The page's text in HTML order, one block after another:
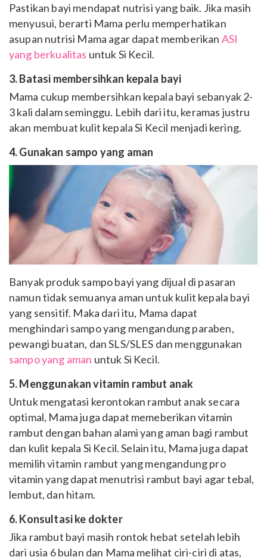
Pastikan bayi mendapat nutrisi yang baik. Jika masih
menyusui, berarti Mama perlu memperhatikan
asupan nutrisi Mama agar dapat memberikan ASI
yang berkualitas untuk Si Kecil.
3. Batasi membersihkan kepala bayi
Mama cukup membersihkan kepala bayi sebanyak 2-
3 kali dalam seminggu. Lebih dari itu, keramas justru
akan membuat kulit kepala Si Kecil menjadi kering.
4. Gunakan sampo yang aman
Banyak produk sampo bayi yang dijual di pasaran
namun tidak semuanya aman untuk kulit kepala bayi
yang sensitif. Maka dari itu, Mama dapat
menghindari sampo yang mengandung paraben,
pewangi buatan, dan SLS/SLES dan menggunakan
sampo yang aman untuk Si Kecil.
5. Menggunakan vitamin rambut anak
Untuk mengatasi kerontokan rambut anak secara
optimal, Mama juga dapat memeberikan vitamin
rambut dengan bahan alami yang aman bagi rambut
dan kulit kepala Si Kecil. Selain itu, Mama juga dapat
memilih vitamin rambut yang mengandung pro
vitamin yang dapat menutrisi rambut bayi agar tebal,
lembut, dan hitam.
6. Konsultasi ke dokter
Jika rambut bayi masih rontok hebat setelah lebih
dari usia 6 bulan dan Mama melihat ciri-ciri di atas,